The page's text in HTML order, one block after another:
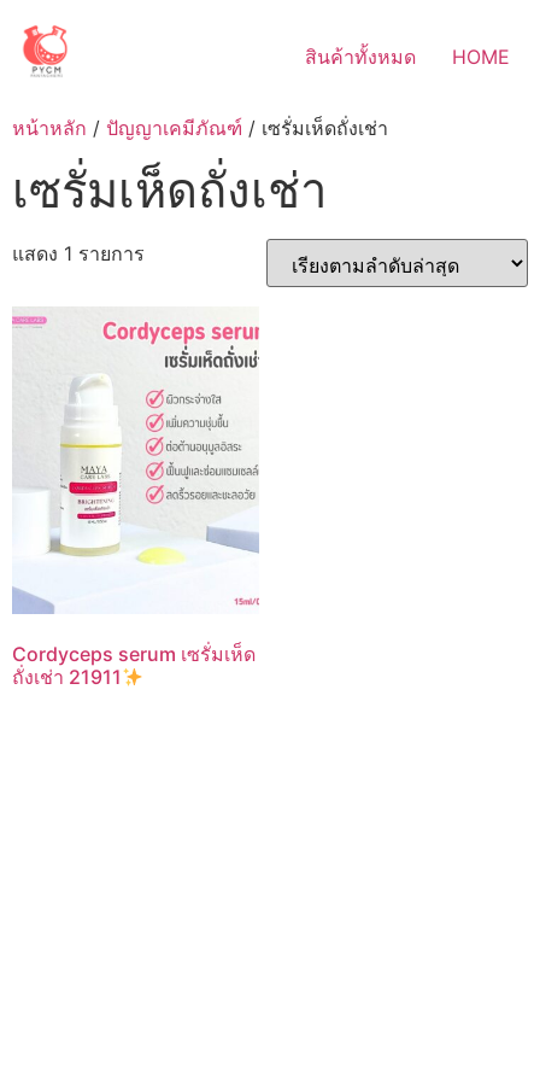
content
สินค้าทั้งหมด HOME
หน้าหลัก / ปัญญาเคมีภัณฑ์ / เซรั่มเห็ดถั่งเช่า
เซรั่มเห็ดถั่งเช่า
แสดง 1 รายการ
Cordyceps serum เซรั่มเห็ด
ถั่งเช่า 21911